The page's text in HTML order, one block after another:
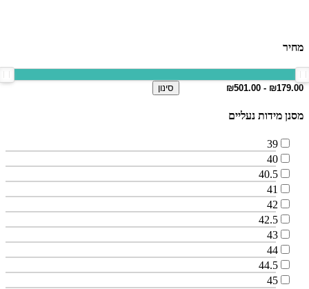
מחיר
סינון
מסנן מידות נעליים
39
40
40.5
41
42
42.5
43
44
44.5
45